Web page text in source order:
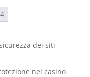
4
dei siti
nei casino